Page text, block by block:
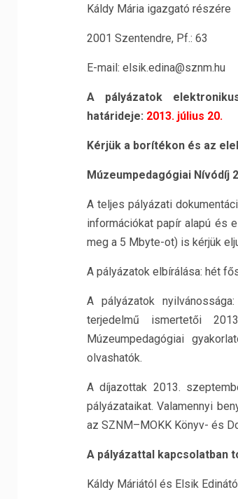
Káldy Mária igazgató részére
2001 Szentendre, Pf.: 63
E-mail: elsik.edina@sznm.hu
A pályázatok
határideje: 2013. július 20.
Kérjük a borítékon és az
Múzeumpedagógiai Nívódíj
A teljes pályázati
információkat papír alapú és
meg a 5 Mbyte-ot) is kérjük
A pályázatok elbírálása: hét
A pályázatok
terjedelmű ismertetői
Múzeumpedagógiai
olvashatók.
A díjazottak 2013.
pályázataikat. Valamennyi
az SZNM­–MOKK Könyv- és
A pályázattal kapcsolatban
Káldy Máriától és Elsik